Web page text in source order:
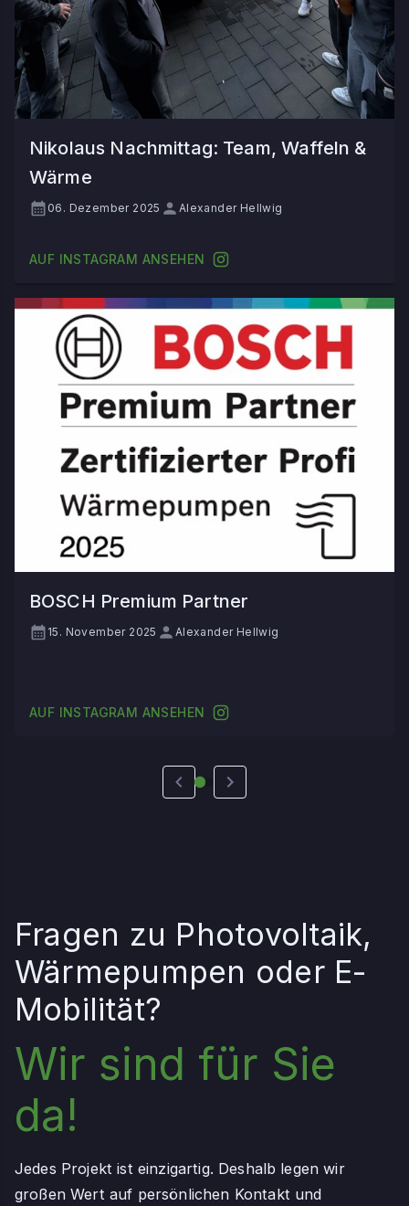
Nikolaus Nachmittag: Team, Waffeln &
Wärme
06. Dezember 2025 Alexander Hellwig
AUF INSTAGRAM ANSEHEN
BOSCH Premium Partner
15. November 2025 Alexander Hellwig
AUF INSTAGRAM ANSEHEN
Fragen zu Photovoltaik,
Wärmepumpen oder E-
Mobilität?
Wir sind für Sie
da!
Jedes Projekt ist einzigartig. Deshalb legen wir
großen Wert auf persönlichen Kontakt und